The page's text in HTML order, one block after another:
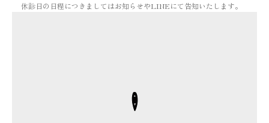
休診日の日程につきましてはお知らせやLINEにて告知いたします。